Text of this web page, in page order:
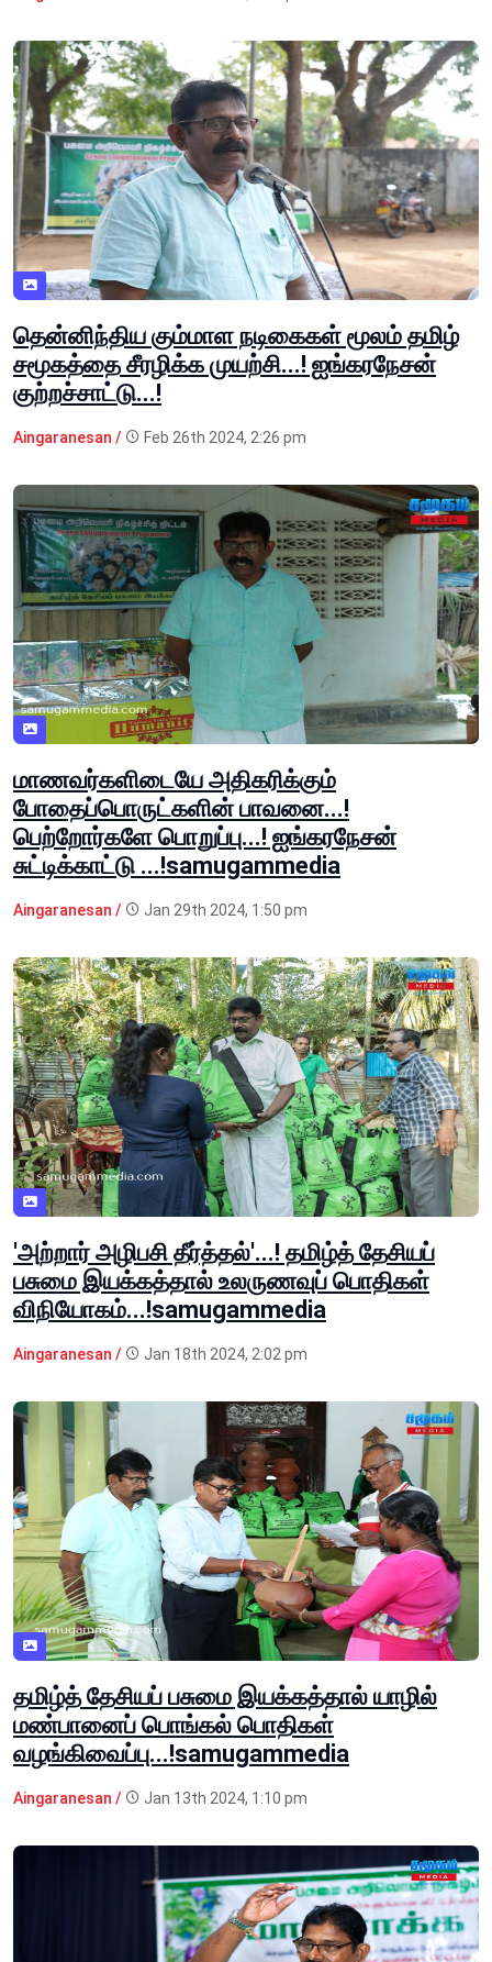
தென்னிந்திய கும்மாள நடிகைகள் மூலம் தமிழ்
சமூகத்தை சீரழிக்க முயற்சி...! ஐங்கரநேசன்
குற்றச்சாட்டு...!
Aingaranesan / Feb 26th 2024, 2:26 pm
மாணவர்களிடையே அதிகரிக்கும்
போதைப்பொருட்களின் பாவனை...!
பெற்றோர்களே பொறுப்பு...! ஐங்கரநேசன்
சுட்டிக்காட்டு ...!samugammedia
Aingaranesan / Jan 29th 2024, 1:50 pm
'அற்றார் அழிபசி தீர்த்தல்'...! தமிழ்த் தேசியப்
பசுமை இயக்கத்தால் உலருணவுப் பொதிகள்
விநியோகம்...!samugammedia
Aingaranesan / Jan 18th 2024, 2:02 pm
தமிழ்த் தேசியப் பசுமை இயக்கத்தால் யாழில்
மண்பானைப் பொங்கல் பொதிகள்
வழங்கிவைப்பு...!samugammedia
Aingaranesan / Jan 13th 2024, 1:10 pm